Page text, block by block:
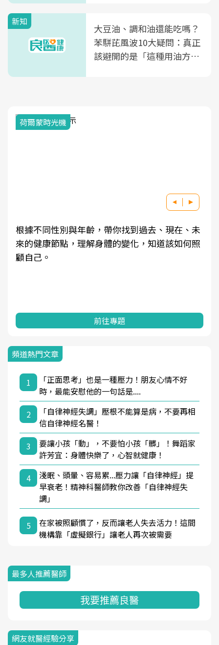
新知
大豆油、調和油還能吃嗎？
苯駢芘風波10大疑問：真正
該避開的是「這種用油方
荷爾蒙時光機
根據不同性別與年齡，帶你找到過去、現在、未
來的健康節點，理解身體的變化，知道該如何照
顧自己。
前往專題
頻道熱門文章
1
「正面思考」也是一種壓力！朋友心情不好
時，最能安慰他的一句話是....
2
「自律神經失調」壓根不能算是病，不要再相
信自律神經名醫！
3
要讓小孩「動」，不要怕小孩「髒」！舞蹈家
許芳宜：身體快樂了，心智就健康！
4
淺眠、頭暈、容易累...壓力讓「自律神經」提
早衰老！精神科醫師教你改善「自律神經失
調」
5
在家被照顧慣了，反而讓老人失去活力！這間
機構靠「虛擬銀行」讓老人再次被需要
最多人推薦醫師
我要推薦良醫
網友就醫經驗分享